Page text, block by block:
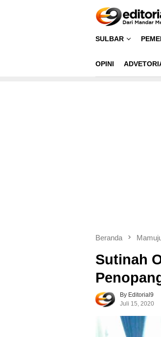
SULBAR
OPINI
Beranda
Sutinah
By Editorial9
Juli 15, 2020